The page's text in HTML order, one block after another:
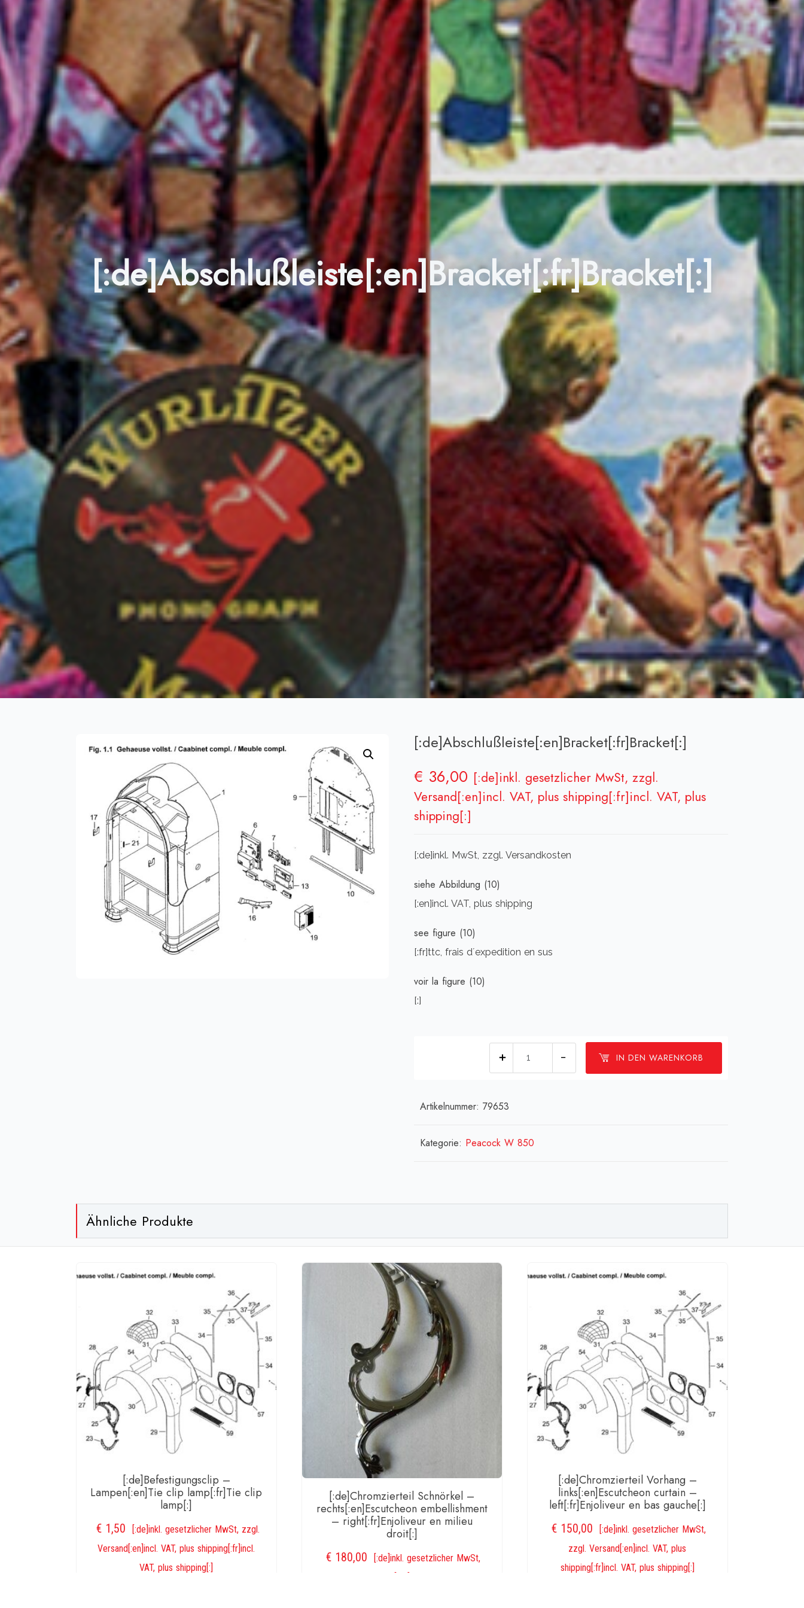
[:de]Abschlußleiste[:en]Bracket[:fr]Bracket[:]
[:de]Abschlußleiste[:en]Bracket[:fr]Bracket[:]
€ 36,00 [:de]inkl. gesetzlicher MwSt, zzgl.
Versand[:en]incl. VAT, plus shipping[:fr]incl. VAT, plus
shipping[:]
[:de]inkl. MwSt, zzgl. Versandkosten
siehe Abbildung (10)
[:en]incl. VAT, plus shipping
see figure (10)
[:fr]ttc, frais d´expedition en sus
voir la figure (10)
[:]
IN DEN WARENKORB
Artikelnummer: 79653
Kategorie: Peacock W 850
Ähnliche Produkte
[:de]Befestigungsclip –
Lampen[:en]Tie clip lamp[:fr]Tie clip
lamp[:]
€1,50
[:de]inkl. gesetzlicher MwSt, zzgl.
Versand[:en]incl. VAT, plus shipping[:fr]incl.
VAT, plus shipping[:]
[:de]Chromzierteil Schnörkel –
rechts[:en]Escutcheon embellishment
– right[:fr]Enjoliveur en milieu
droit[:]
€ 180,00
[:de]inkl. gesetzlicher MwSt,
[:de]Chromzierteil Vorhang –
links[:en]Escutcheon curtain –
left[:fr]Enjoliveur en bas gauche[:]
€ 150,00
[:de]inkl. gesetzlicher MwSt,
zzgl. Versand[:en]incl. VAT, plus
shipping[:fr]incl. VAT, plus shipping[:]